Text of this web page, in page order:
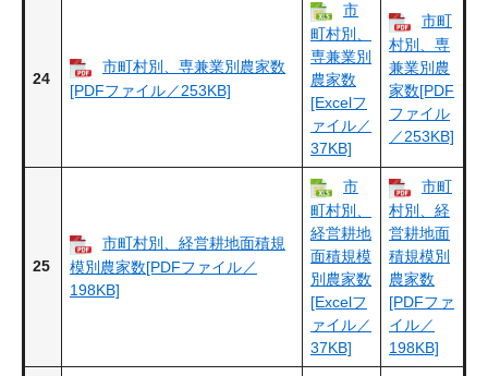
24
市町村別、専兼業別農家数
[PDFファイル／253KB]
市
町村別、
専兼業別
農家数
[Excelフ
ァイル／
37KB]
市町
村別、専
兼業別農
家数[PDF
ファイル
／253KB]
25
市町村別、経営耕地面積規
模別農家数[PDFファイル／
198KB]
市
町村別、
経営耕地
面積規模
別農家数
[Excelフ
ァイル／
37KB]
市町
村別、経
営耕地面
積規模別
農家数
[PDFファ
イル／
198KB]